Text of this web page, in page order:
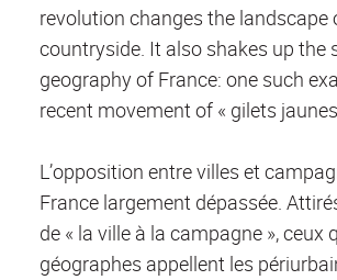
revolution changes the landscape
countryside. It also shakes up the
geography of France: one such
recent movement of « gilets
L’opposition entre villes et
France largement dépassée.
de « la ville à la campagne », ceux
géographes appellent les